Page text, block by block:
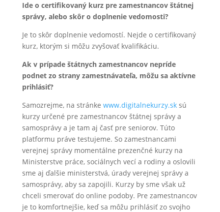
Ide o certifikovaný kurz pre zamestnancov štátnej
správy, alebo skôr o doplnenie vedomosti?
Je to skôr doplnenie vedomostí. Nejde o certifikovaný
kurz, ktorým si môžu zvyšovať kvalifikáciu.
Ak v prípade štátnych zamestnancov nepríde
podnet zo strany zamestnávateľa, môžu sa aktívne
prihlásiť?
Samozrejme, na stránke www.digitalnekurzy.sksú
kurzy určené pre zamestnancov štátnej správy a
samosprávy a je tam aj časť pre seniorov. Túto
platformu práve testujeme. So zamestnancami
verejnej správy momentálne prezenčné kurzy na
Ministerstve práce, sociálnych vecí a rodiny a oslovili
sme aj ďalšie ministerstvá, úrady verejnej správy a
samosprávy, aby sa zapojili. Kurzy by sme však už
chceli smerovať do online podoby. Pre zamestnancov
je to komfortnejšie, keď sa môžu prihlásiť zo svojho